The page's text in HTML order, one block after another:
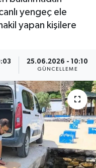
yengeç ele
yapan kişilere
25.06.2026 - 10:10
GÜNCELLEME